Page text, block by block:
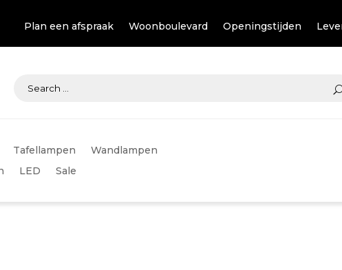
Plan een afspraak Woonboulevard Openingstijden
Tafellampen
Wandlampen
LED Sale